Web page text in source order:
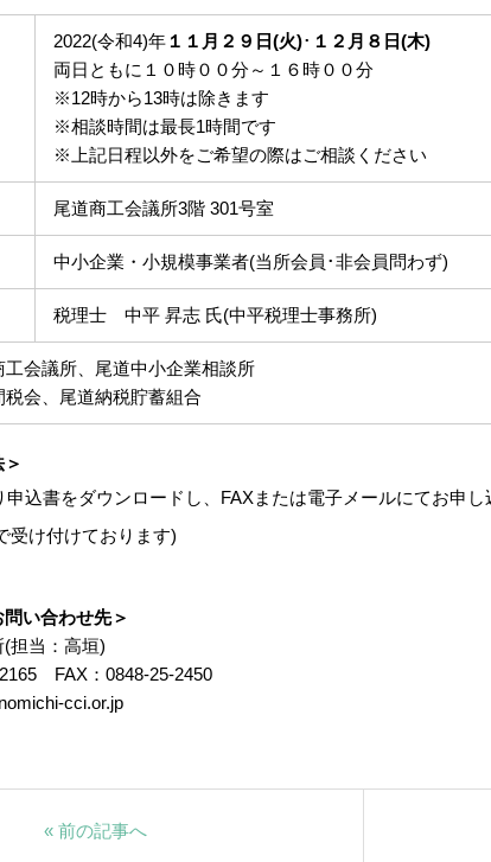
2022(令和4)年 １１月２９日(火)･ １２月８日(木)
両日ともに１０時００分～１６時００分
※12時から13時は除きます
※相談時間は最長1時間です
※上記日程以外をご希望の際はご相談ください
尾道商工会議所3階 301号室
中小企業・小規模事業者(当所会員･非会員問わず)
税理士 中平 昇志 氏(中平税理士事務所)
工会議所、尾道中小企業相談所
税会、尾道納税貯蓄組合
申込書をダウンロードし、FAXまたは電子メールにてお申し
受け付けております)
い合わせ先＞
担当：高垣)
FAX：0848-25-2450
cci.or.jp
«前の記事へ